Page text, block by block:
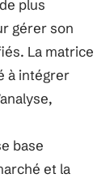
plus
gérer son
La matrice
à intégrer
base
et la